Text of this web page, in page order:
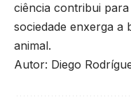
ciência contribui
sociedade enxerga a
animal.
Autor: Diego